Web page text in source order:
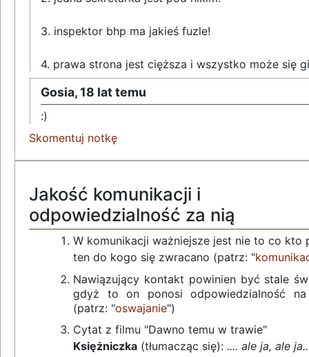
3. inspektor bhp ma jakieś fuzle!
4. prawa strona jest cięższa i wszystko może się
Gosia,18 lat temu
:)
Skomentuj notkę
Jakość komunikacji i
odpowiedzialność za nią
W komunikacji ważniejsze jest nie to co kto
ten do kogo się zwracano (patrz: "
Nawiązujący kontakt powinien być stale
gdyż to on ponosi odpowiedzialność na
(patrz: "oswajanie")
Cytat z filmu "Dawno temu w trawie"
Księżniczka (tłumacząc się): .... ale ja, ale